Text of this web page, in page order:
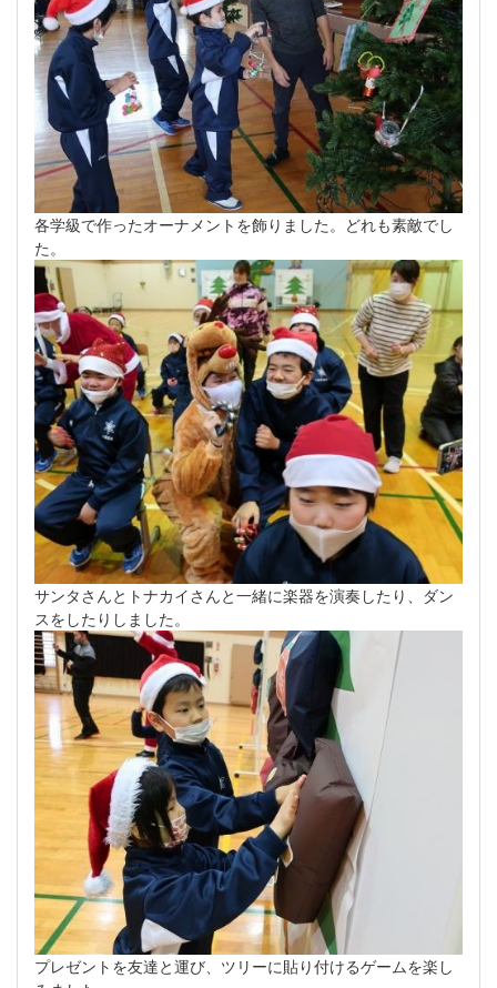
各学級で作ったオーナメントを飾りました。どれも素敵でし
た。
サンタさんとトナカイさんと一緒に楽器を演奏したり、ダン
スをしたりしました。
プレゼントを友達と運び、ツリーに貼り付けるゲームを楽し